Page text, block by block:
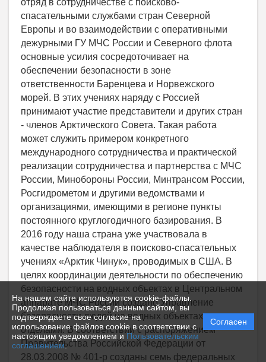
На нашем сайте используются cookie-файлы.
Продолжая пользоваться данным сайтом, вы
подтверждаете свое согласие на
использование файлов cookie в соответствии с
настоящим уведомлением иПользовательским
соглашением.
Согласен